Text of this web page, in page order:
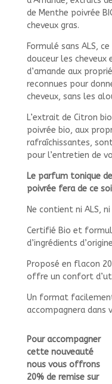
de Menthe poivrée
cheveux gras.
Formulé sans ALS,
douceur les cheveux
d’amande aux
reconnues pour
cheveux, sans les
L’extrait de Citron
poivrée bio, aux
rafraîchissantes,
pour l’entretien de
Le parfum tonique
poivrée fera de ce
Ne contient ni ALS,
Certifié Bio et
d’ingrédients
Proposé en flacon
offre un confort
Un format
accompagnera dans
Pour accompagner
cette nouveauté
nous vous offrons
20% de remisesur